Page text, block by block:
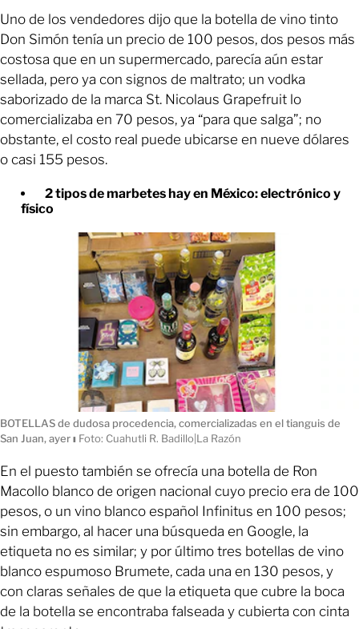
Uno de los vendedores dijo que la botella de vino tinto
Don Simón tenía un precio de 100 pesos, dos pesos más
costosa que en un supermercado, parecía aún estar
sellada, pero ya con signos de maltrato; un vodka
saborizado de la marca St. Nicolaus Grapefruit lo
comercializaba en 70 pesos, ya “para que salga”; no
obstante, el costo real puede ubicarse en nueve dólares
o casi 155 pesos.
2 tipos de marbetes hay en México: electrónico y
físico
BOTELLAS de dudosa procedencia, comercializadas en el tianguis de
San Juan, ayerı Foto: Cuahutli R. Badillo|La Razón
En el puesto también se ofrecía una botella de Ron
Macollo blanco de origen nacional cuyo precio era de 100
pesos, o un vino blanco español Infinitus en 100 pesos;
sin embargo, al hacer una búsqueda en Google, la
etiqueta no es similar; y por último tres botellas de vino
blanco espumoso Brumete, cada una en 130 pesos, y
con claras señales de que la etiqueta que cubre la boca
de la botella se encontraba falseada y cubierta con cinta